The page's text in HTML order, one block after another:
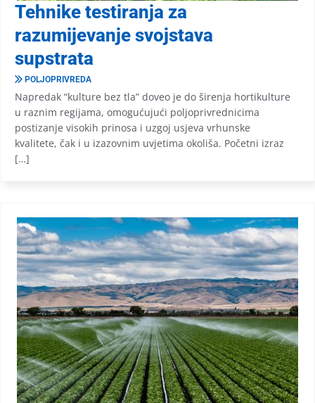
Tehnike testiranja za
razumijevanje svojstava
supstrata
POLJOPRIVREDA
Napredak “kulture bez tla” doveo je do širenja hortikulture
u raznim regijama, omogućujući poljoprivrednicima
postizanje visokih prinosa i uzgoj usjeva vrhunske
kvalitete, čak i u izazovnim uvjetima okoliša. Početni izraz
[…]